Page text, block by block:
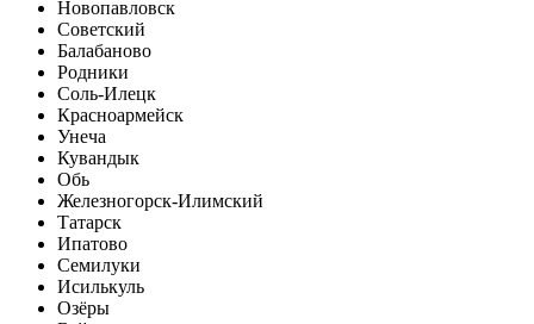
Новопавловск
Советский
Балабаново
Родники
Соль-Илецк
Красноармейск
Унеча
Кувандык
Обь
Железногорск-Илимский
Татарск
Ипатово
Семилуки
Исилькуль
Озёры